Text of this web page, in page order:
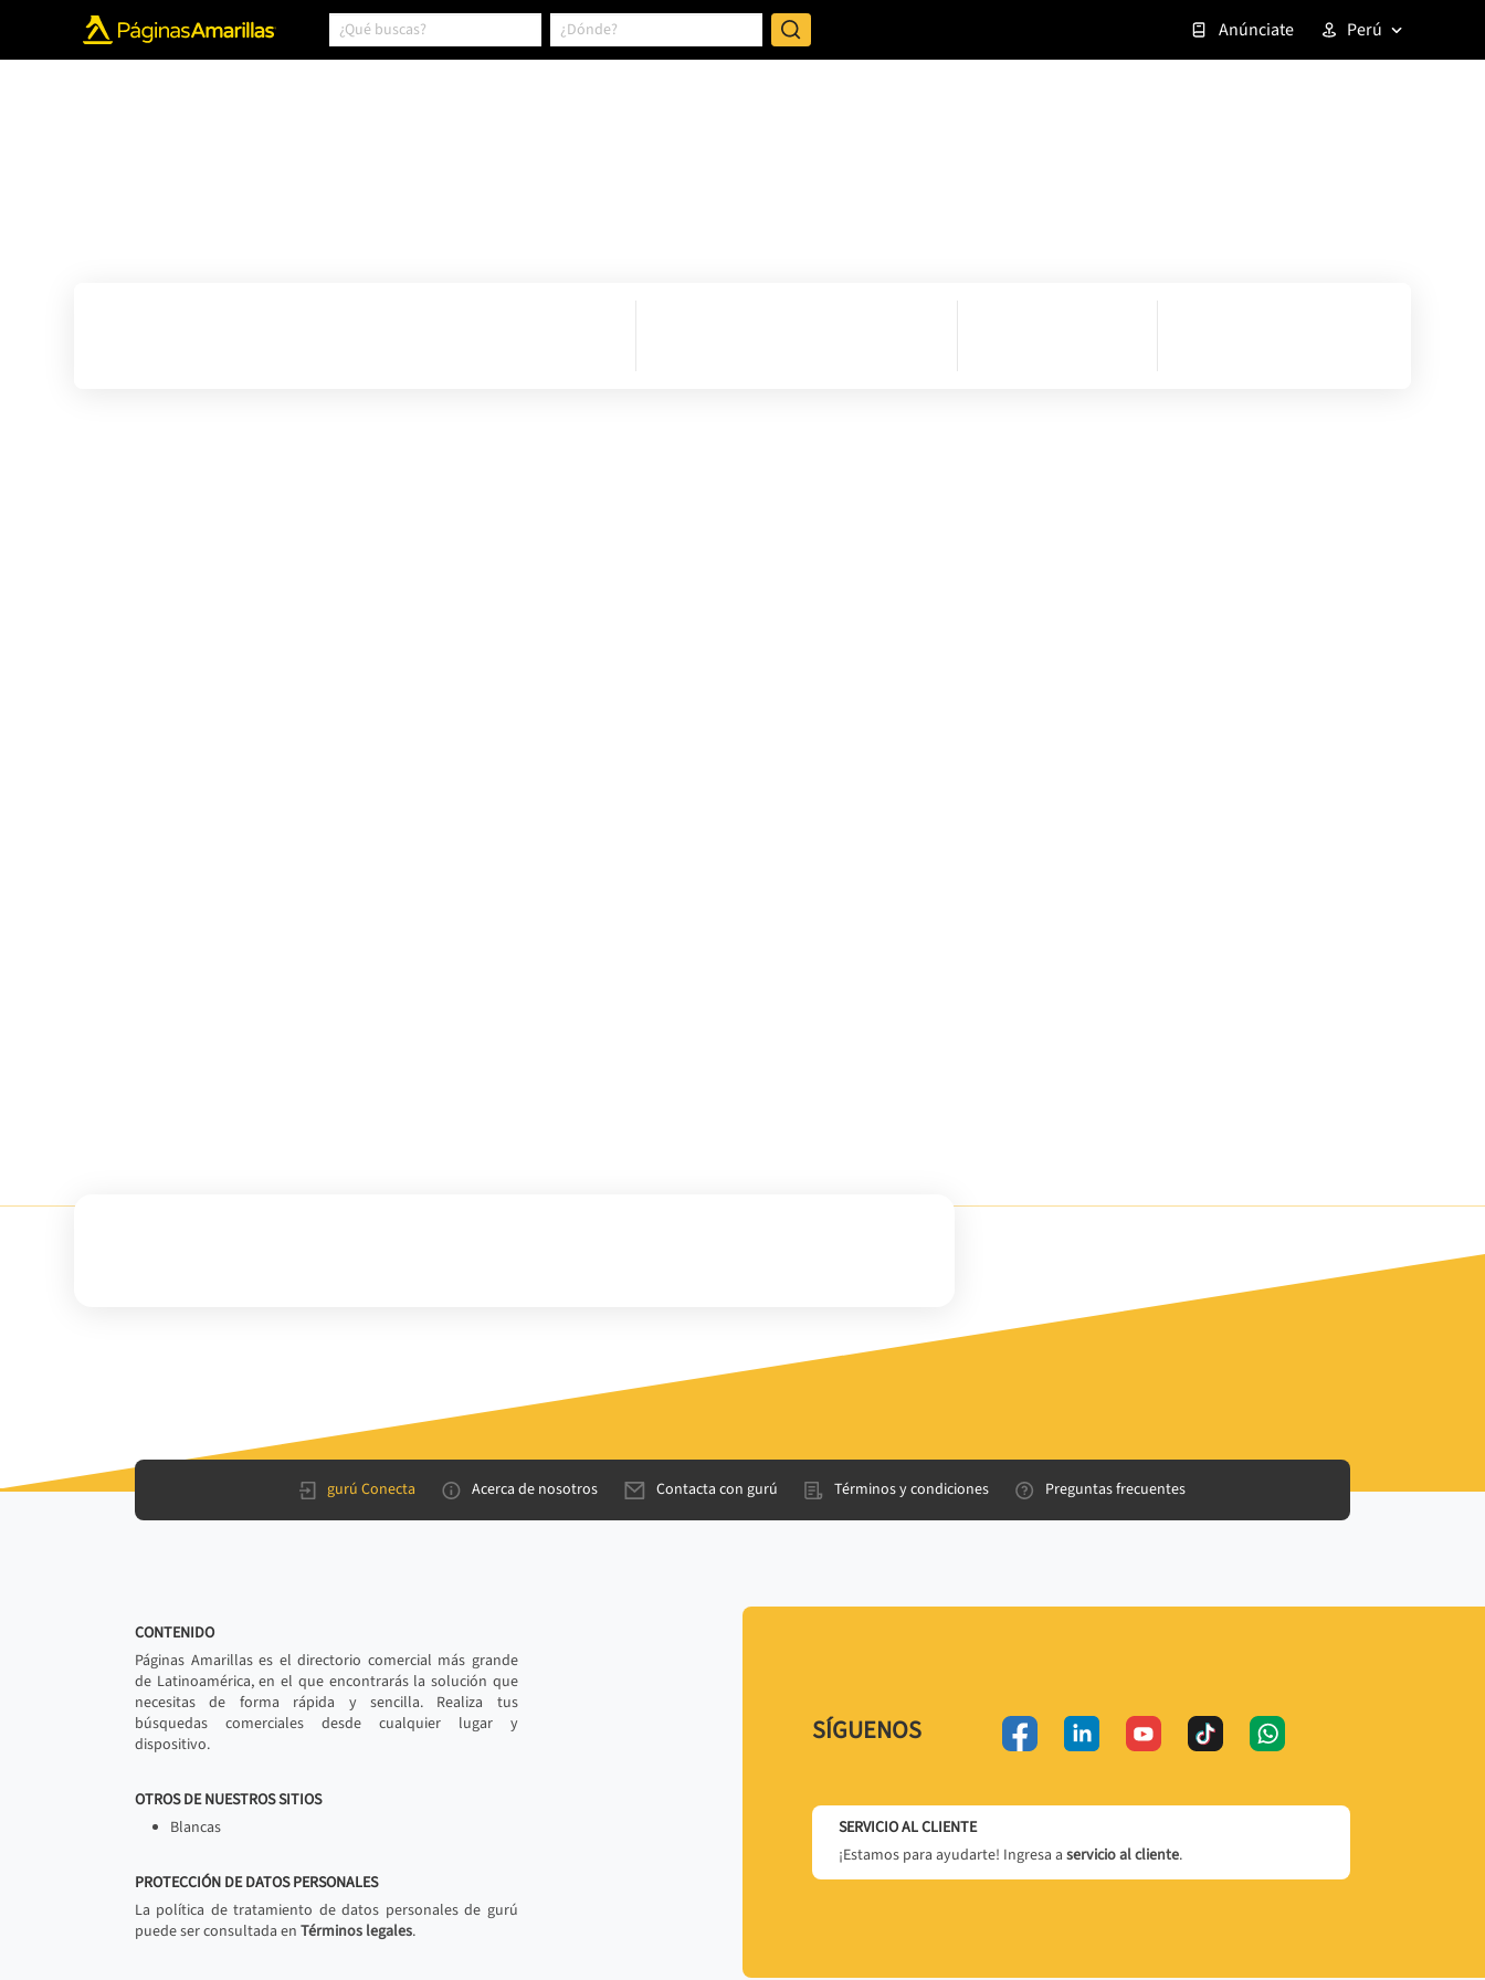
Anúnciate Perú
gurú Conecta Acerca de nosotros Contacta con gurú Términos y condiciones Preguntas frecuentes
CONTENIDO
Páginas Amarillas es el directorio comercial más grande
de Latinoamérica, en el que encontrarás la solución que
necesitas de forma rápida y sencilla. Realiza tus
búsquedas comerciales desde cualquier lugar y
dispositivo.
OTROS DE NUESTROS SITIOS
Blancas
PROTECCIÓN DE DATOS PERSONALES
La política de tratamiento de datos personales de gurú
puede ser consultada en Términos legales.
SÍGUENOS
SERVICIO AL CLIENTE
¡Estamos para ayudarte! Ingresa a servicio al cliente.